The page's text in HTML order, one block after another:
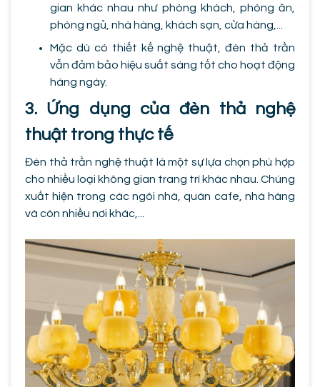
gian khác nhau như phòng khách, phòng ăn,
phòng ngủ, nhà hàng, khách sạn, cửa hàng,...
Mặc dù có thiết kế nghệ thuật, đèn thả trần
vẫn đảm bảo hiệu suất sáng tốt cho hoạt động
hàng ngày.
3. Ứng dụng của đèn thả nghệ
thuật trong thực tế
Đèn thả trần nghệ thuật là một sự lựa chọn phù hợp
cho nhiều loại không gian trang trí khác nhau. Chúng
xuất hiện trong các ngôi nhà, quán cafe, nhà hàng
và còn nhiều nơi khác,...